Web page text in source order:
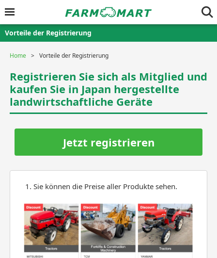
Vorteile der Registrierung
Home Vorteile der Registrierung
Registrieren Sie sich als Mitglied und
kaufen Sie in Japan hergestellte
landwirtschaftliche Geräte
Jetzt registrieren
Sie können die Preise aller Produkte sehen.